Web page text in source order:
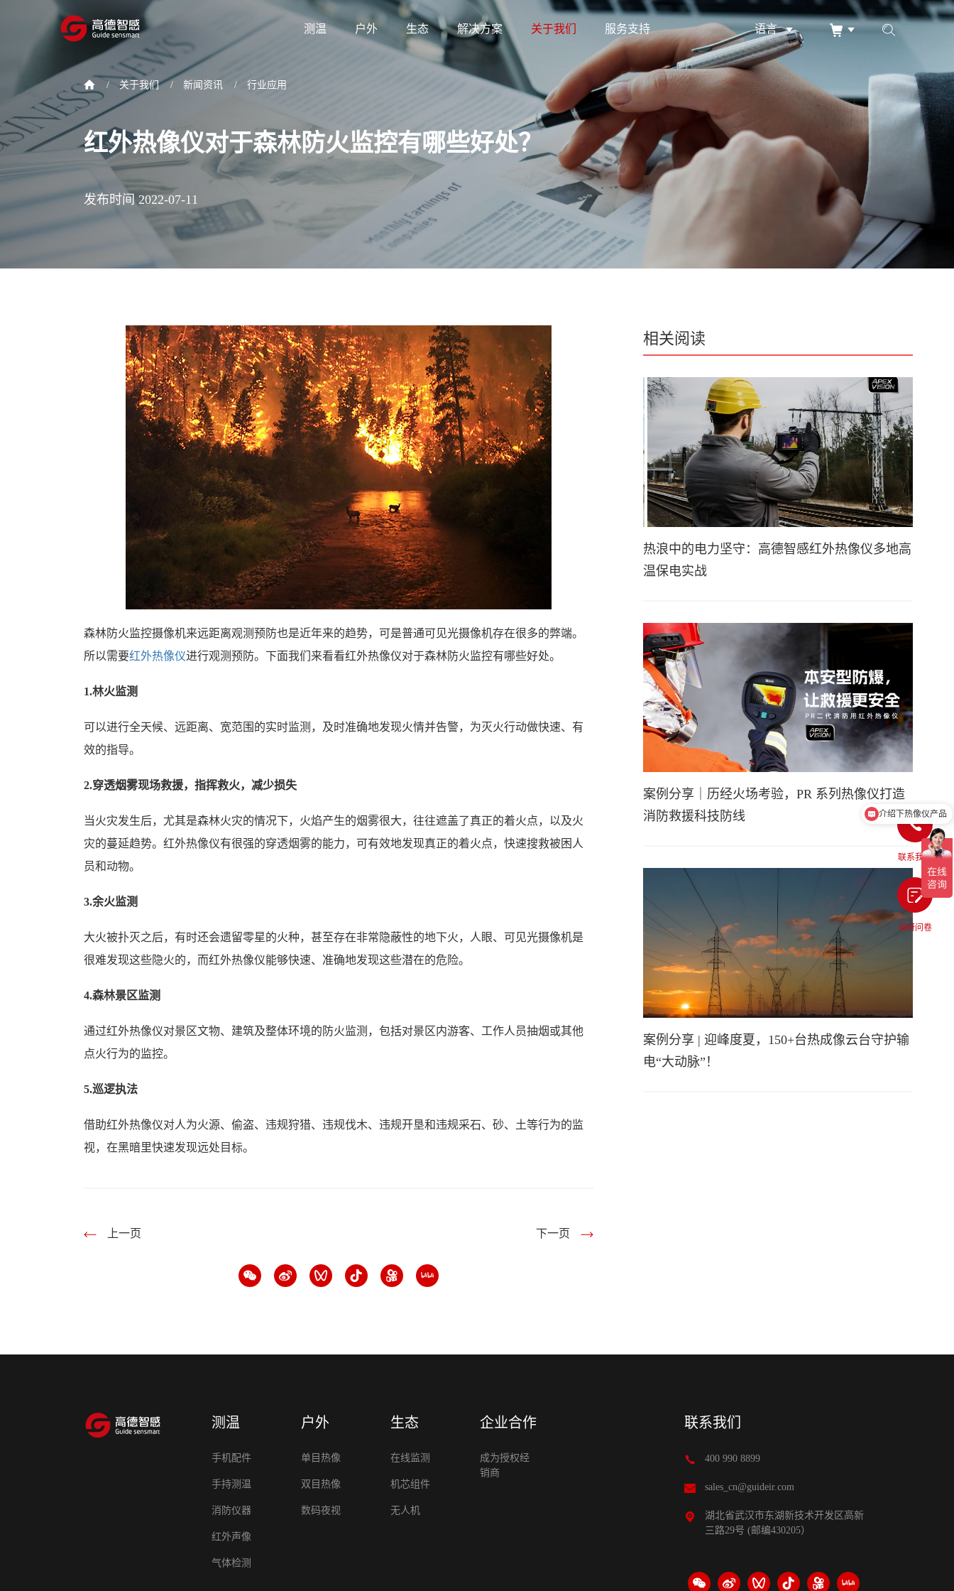
测温 户外 生态 解决方案 关于我们 服务支持 语言
/ 关于我们 / 新闻资讯 / 行业应用
红外热像仪对于森林防火监控有哪些好处？
发布时间 2022-07-11
森林防火监控摄像机来远距离观测预防也是近年来的趋势，可是普通可见光摄像机存在很多的弊端。
所以需要红外热像仪进行观测预防。下面我们来看看红外热像仪对于森林防火监控有哪些好处。
1.林火监测
可以进行全天候、远距离、宽范围的实时监测，及时准确地发现火情并告警，为灭火行动做快速、有
效的指导。
2.穿透烟雾现场救援，指挥救火，减少损失
当火灾发生后，尤其是森林火灾的情况下，火焰产生的烟雾很大，往往遮盖了真正的着火点，以及火
灾的蔓延趋势。红外热像仪有很强的穿透烟雾的能力，可有效地发现真正的着火点，快速搜救被困人
员和动物。
3.余火监测
大火被扑灭之后，有时还会遗留零星的火种，甚至存在非常隐蔽性的地下火，人眼、可见光摄像机是
很难发现这些隐火的，而红外热像仪能够快速、准确地发现这些潜在的危险。
4.森林景区监测
通过红外热像仪对景区文物、建筑及整体环境的防火监测，包括对景区内游客、工作人员抽烟或其他
点火行为的监控。
5.巡逻执法
借助红外热像仪对人为火源、偷盗、违规狩猎、违规伐木、违规开垦和违规采石、砂、土等行为的监
视，在黑暗里快速发现远处目标。
上一页 下一页
相关阅读
热浪中的电力坚守：高德智感红外热像仪多地高
温保电实战
案例分享｜历经火场考验，PR 系列热像仪打造
消防救援科技防线
案例分享 | 迎峰度夏，150+台热成像云台守护输
电“大动脉”！
测温
手机配件
手持测温
消防仪器
红外声像
气体检测
户外
单目热像
双目热像
数码夜视
生态
在线监测
机芯组件
无人机
企业合作
成为授权经
销商
联系我们
400 990 8899
sales_cn@guideir.com
湖北省武汉市东湖新技术开发区高新
三路29号 (邮编430205）
联系我们
调研问卷
介绍下热像仪产品